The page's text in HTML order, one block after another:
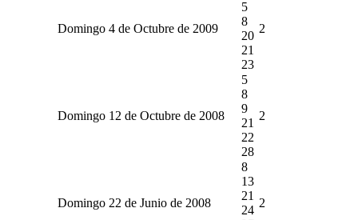
Domingo 4 de Octubre de 2009
5
8
20
21
23
2
Domingo 12 de Octubre de 2008
5
8
9
21
22
28
2
Domingo 22 de Junio de 2008
8
13
21
24
2